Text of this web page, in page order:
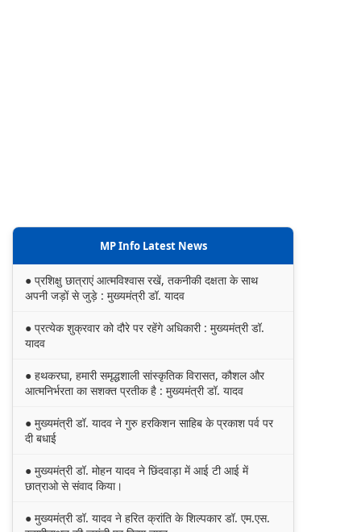
MP Info Latest News
● प्रशिक्षु छात्राएं आत्मविश्वास रखें, तकनीकी दक्षता के साथ
अपनी जड़ों से जुड़े : मुख्यमंत्री डॉ. यादव
● प्रत्येक शुक्रवार को दौरे पर रहेंगे अधिकारी : मुख्यमंत्री डॉ.
यादव
● हथकरघा, हमारी समृद्धशाली सांस्कृतिक विरासत, कौशल और
आत्मनिर्भरता का सशक्त प्रतीक है : मुख्यमंत्री डॉ. यादव
● मुख्यमंत्री डॉ. यादव ने गुरु हरकिशन साहिब के प्रकाश पर्व पर
दी बधाई
● मुख्यमंत्री डॉ. मोहन यादव ने छिंदवाड़ा में आई टी आई में
छात्राओ से संवाद किया।
● मुख्यमंत्री डॉ. यादव ने हरित क्रांति के शिल्पकार डॉ. एम.एस.